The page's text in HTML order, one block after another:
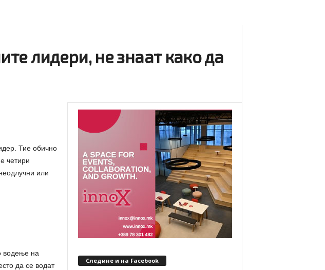
лидери, не знаат како да
Тие обично
четири
или
водење на
да се водат
Следине и на Facebook